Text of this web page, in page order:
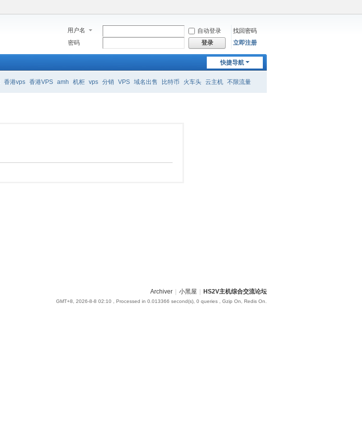
用户名 自动登录
找回密码
密码
登录 立即注册
快捷导航
香港vps 香港VPS amh 机柜 vps 分销 VPS 域名出售 比特币 火车头 云主机 不限流量
Archiver 小黑屋 HS2V主机综合交流论坛
GMT+8, 2026-8-8 02:10 , Processed in 0.013366 second(s), 0 queries , Gzip On, Redis On.